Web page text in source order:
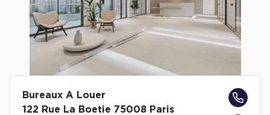
Bureaux A Louer
122 Rue La Boetie 75008 Paris